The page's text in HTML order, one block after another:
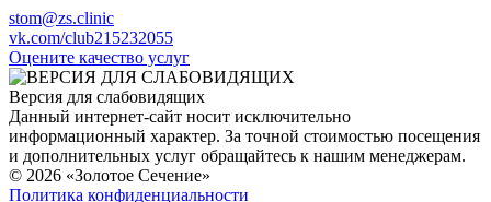
stom@zs.clinic
vk.com/club215232055
Оцените качество услуг
Версия для слабовидящих
Данный интернет-сайт носит исключительно
информационный характер. За точной стоимостью посещения
и дополнительных услуг обращайтесь к нашим менеджерам.
© 2026 «Золотое Сечение»
Политика конфиденциальности